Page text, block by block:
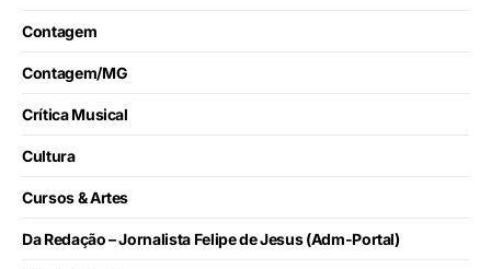
Contagem
Contagem/MG
Crítica Musical
Cultura
Cursos & Artes
Da Redação – Jornalista Felipe de Jesus (Adm-Portal)